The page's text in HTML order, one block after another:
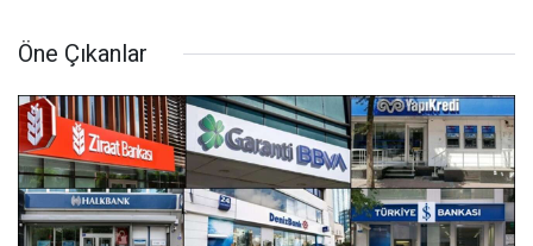
Öne Çıkanlar